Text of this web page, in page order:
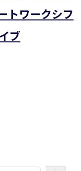
トワークシフ
ブ